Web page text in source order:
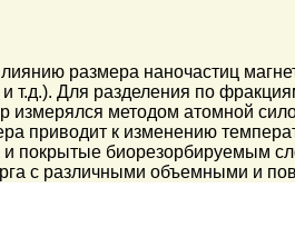
размера наночастиц
т.д.). Для разделения по
измерялся методом атомной
приводит к изменению
и покрытые биорезорбируемым
с различными объемными и